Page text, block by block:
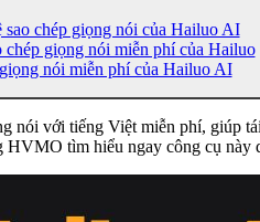
chép giọng nói của Hailuo AI
giọng nói miễn phí của Hailuo
nói miễn phí của Hailuo AI
nói với tiếng Việt miễn phí, giúp
HVMO tìm hiểu ngay công cụ này